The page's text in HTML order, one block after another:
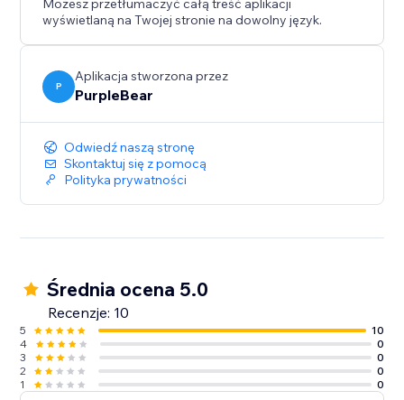
Możesz przetłumaczyć całą treść aplikacji
wyświetlaną na Twojej stronie na dowolny język.
P
Aplikacja stworzona przez
PurpleBear
Odwiedź naszą stronę
Skontaktuj się z pomocą
Polityka prywatności
Średnia ocena 5.0
Recenzje: 10
5
10
4
0
3
0
2
0
1
0